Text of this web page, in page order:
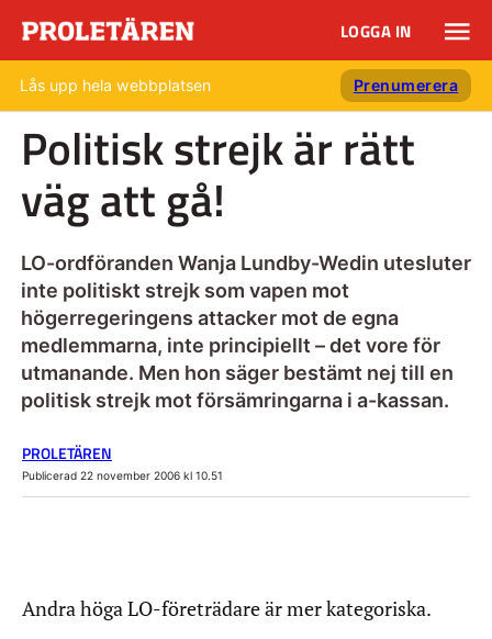
LOGGA IN
Lås upp hela webbplatsen Prenumerera
Politisk strejk är rätt
väg att gå!
LO-ordföranden Wanja Lundby-Wedin utesluter
inte politiskt strejk som vapen mot
högerregeringens attacker mot de egna
medlemmarna, inte principiellt – det vore för
utmanande. Men hon säger bestämt nej till en
politisk strejk mot försämringarna i a-kassan.
PROLETÄREN
Publicerad 22 november 2006 kl 10.51
Andra höga LO-företrädare är mer kategoriska.